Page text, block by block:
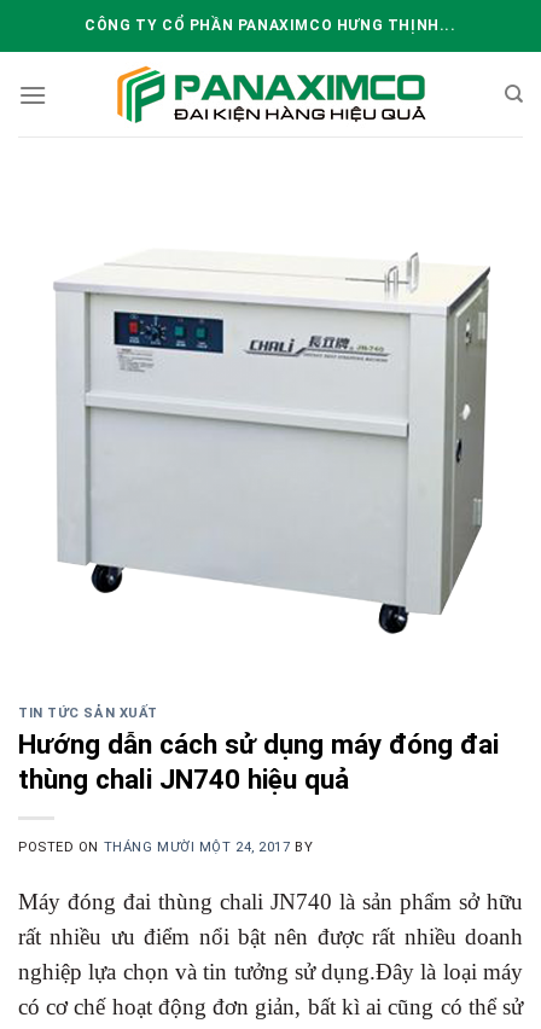
CÔNG TY CỔ PHẦN PANAXIMCO HƯNG THỊNH...
TIN TỨC SẢN XUẤT
Hướng dẫn cách sử dụng máy đóng đai
thùng chali JN740 hiệu quả
POSTED ON THÁNG MƯỜI MỘT 24, 2017 BY
Máy đóng đai thùng chali JN740 là sản phẩm sở hữu
rất nhiều ưu điểm nổi bật nên được rất nhiều doanh
nghiệp lựa chọn và tin tưởng sử dụng.Đây là loại máy
có cơ chế hoạt động đơn giản, bất kì ai cũng có thể sử